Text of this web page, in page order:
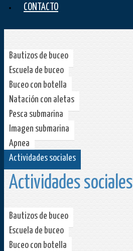
CONTACTO
Bautizos de buceo
Escuela de buceo
Buceo con botella
Natación con aletas
Pesca submarina
Imagen submarina
Apnea
Actividades sociales
Actividades sociales
Bautizos de buceo
Escuela de buceo
Buceo con botella